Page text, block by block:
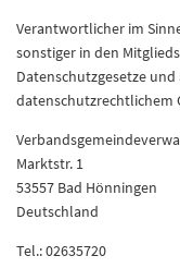
Verantwortlicher im
sonstiger in den
Datenschutzgesetze
datenschutzrechtlichem
Marktstr. 1
53557 Bad Hönningen
Deutschland
Tel.: 02635720